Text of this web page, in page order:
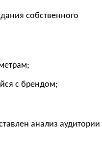
собственного
с брендом;
анализ аудитории